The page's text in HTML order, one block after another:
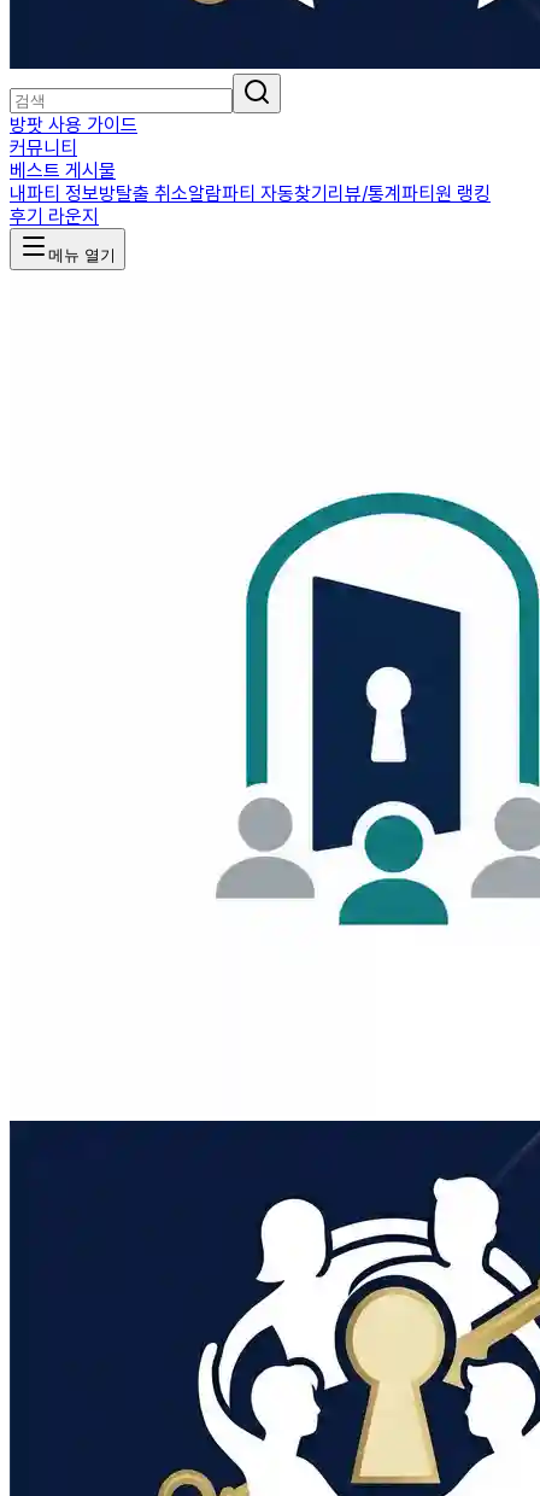
방팟 사용 가이드
커뮤니티
베스트 게시물
내파티 정보방탈출 취소알람파티 자동찾기리뷰/통계파티원 랭킹
후기 라운지
메뉴 열기